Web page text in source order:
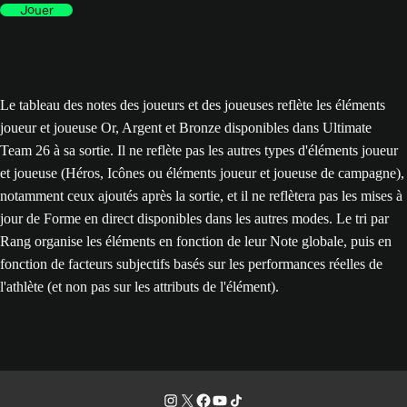
Jouer
Le tableau des notes des joueurs et des joueuses reflète les éléments
joueur et joueuse Or, Argent et Bronze disponibles dans Ultimate
Team 26 à sa sortie. Il ne reflète pas les autres types d'éléments joueur
et joueuse (Héros, Icônes ou éléments joueur et joueuse de campagne),
notamment ceux ajoutés après la sortie, et il ne reflètera pas les mises à
jour de Forme en direct disponibles dans les autres modes. Le tri par
Rang organise les éléments en fonction de leur Note globale, puis en
fonction de facteurs subjectifs basés sur les performances réelles de
l'athlète (et non pas sur les attributs de l'élément).